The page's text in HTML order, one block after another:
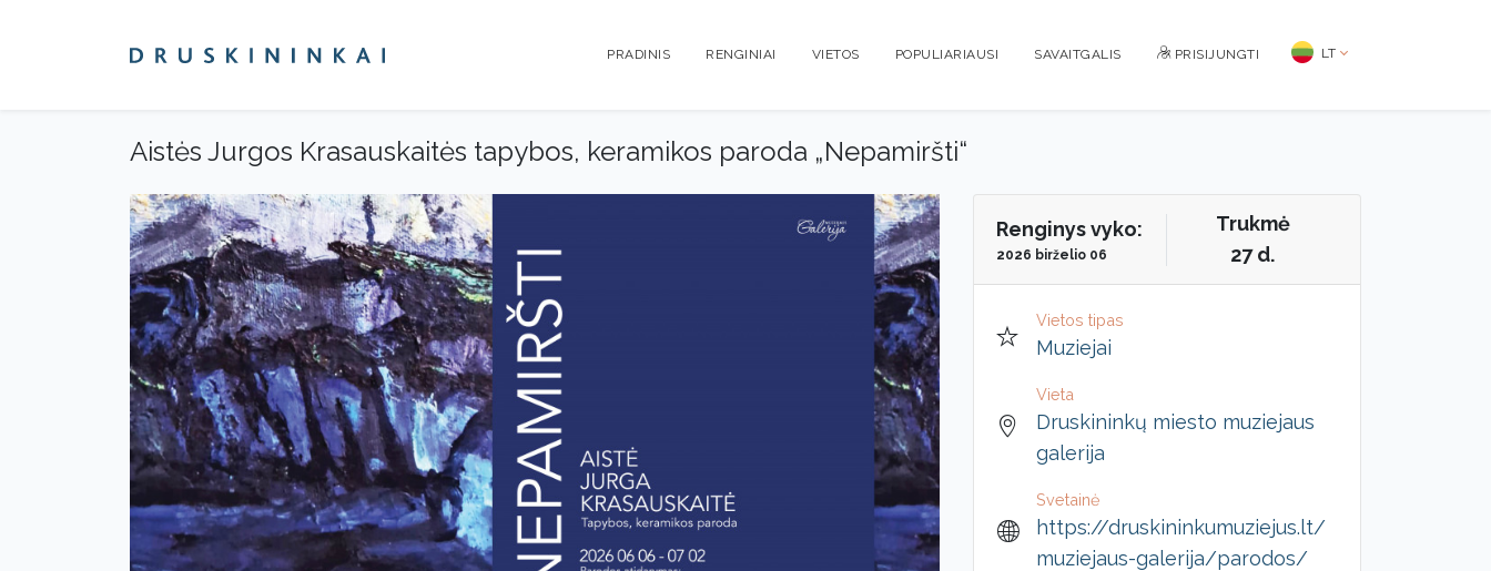
PRADINIS RENGINIAI VIETOS POPULIARIAUSI SAVAITGALIS PRISIJUNGTI LT
Aistės Jurgos Krasauskaitės tapybos, keramikos paroda „Nepamiršti“
Renginys vyko:
2026 birželio 06
Trukmė
27 d.
Vietos tipas
Muziejai
Vieta
Druskininkų miesto muziejaus
galerija
Svetainė
https://druskininkumuziejus.lt/
muziejaus-galerija/parodos/